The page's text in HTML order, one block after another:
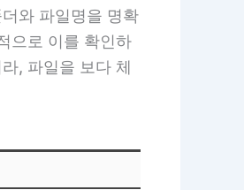
와 파일명을 명확
으로 이를 확인하
, 파일을 보다 체